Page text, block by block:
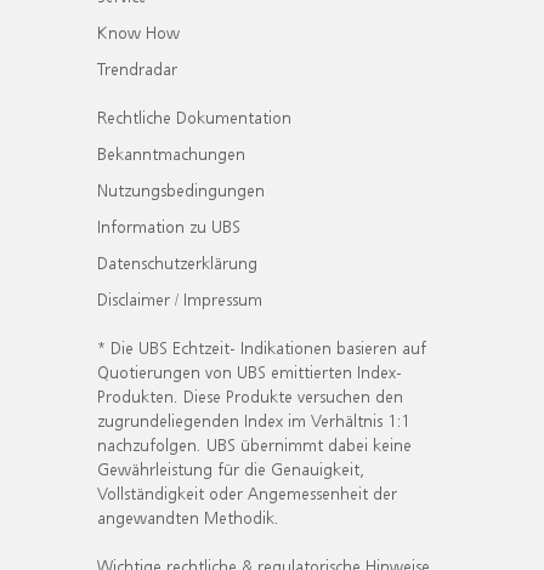
Know How
Trendradar
Rechtliche Dokumentation
Bekanntmachungen
Nutzungsbedingungen
Information zu UBS
Datenschutzerklärung
Disclaimer / Impressum
* Die UBS Echtzeit- Indikationen basieren auf
Quotierungen von UBS emittierten Index-
Produkten. Diese Produkte versuchen den
zugrundeliegenden Index im Verhältnis 1:1
nachzufolgen. UBS übernimmt dabei keine
Gewährleistung für die Genauigkeit,
Vollständigkeit oder Angemessenheit der
angewandten Methodik.